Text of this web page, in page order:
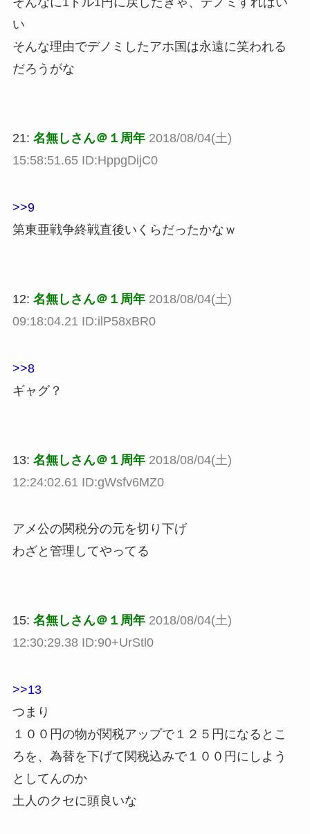
い
そんな理由でデノミしたアホ国は永遠に笑われる
だろうがな
21: 名無しさん＠１周年 2018/08/04(土)
15:58:51.65 ID:HppgDijC0
>>9
第東亜戦争終戦直後いくらだったかなｗ
12: 名無しさん＠１周年 2018/08/04(土)
09:18:04.21 ID:ilP58xBR0
>>8
ギャグ？
13: 名無しさん＠１周年 2018/08/04(土)
12:24:02.61 ID:gWsfv6MZ0
アメ公の関税分の元を切り下げ
わざと管理してやってる
15: 名無しさん＠１周年 2018/08/04(土)
12:30:29.38 ID:90+UrStl0
>>13
つまり
１００円の物が関税アップで１２５円になるとこ
ろを、為替を下げて関税込みで１００円にしよう
としてんのか
土人のクセに頭良いな